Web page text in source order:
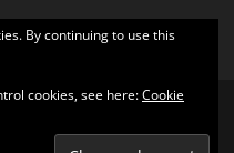
| Υποστηρίζεται από
By continuing to use this
cookies, see here:Cookie